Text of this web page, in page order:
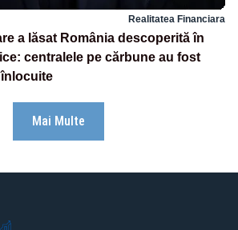
Realitatea Financiara
a lăsat România descoperită în
centralele pe cărbune au fost
Mai Multe